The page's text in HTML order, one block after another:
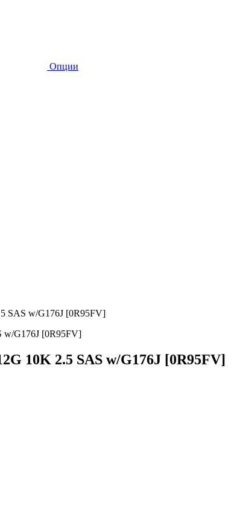
Опции
SAS w/G176J [0R95FV]
w/G176J [0R95FV]
10K 2.5 SAS w/G176J [0R95FV]